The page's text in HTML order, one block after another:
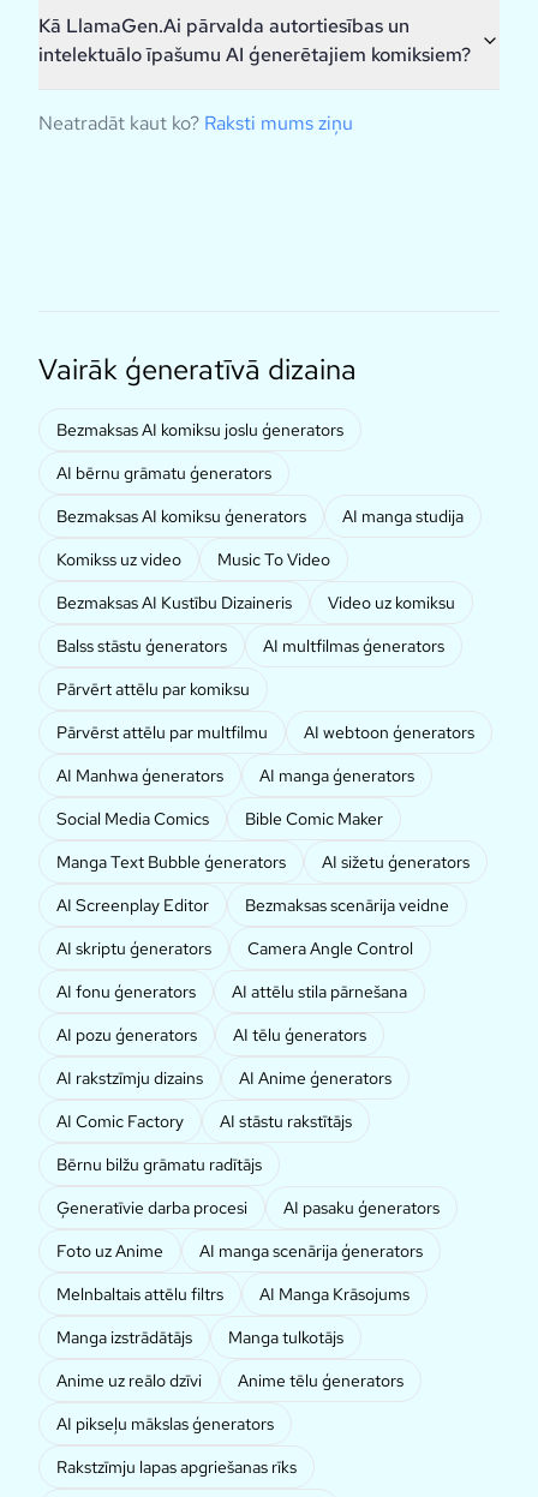
Kā LlamaGen.Ai pārvalda autortiesības un
intelektuālo īpašumu AI ģenerētajiem komiksiem?
Neatradāt kaut ko? Raksti mums ziņu
Vairāk ģeneratīvā dizaina
Bezmaksas AI komiksu joslu ģenerators
AI bērnu grāmatu ģenerators
Bezmaksas AI komiksu ģenerators
AI manga studija
Komikss uz video
Music To Video
Bezmaksas AI Kustību Dizaineris
Video uz komiksu
Balss stāstu ģenerators
AI multfilmas ģenerators
Pārvērt attēlu par komiksu
Pārvērst attēlu par multfilmu
AI webtoon ģenerators
AI Manhwa ģenerators
AI manga ģenerators
Social Media Comics
Bible Comic Maker
Manga Text Bubble ģenerators
AI sižetu ģenerators
AI Screenplay Editor
Bezmaksas scenārija veidne
AI skriptu ģenerators
Camera Angle Control
AI fonu ģenerators
AI attēlu stila pārnešana
AI pozu ģenerators
AI tēlu ģenerators
AI rakstzīmju dizains
AI Anime ģenerators
AI Comic Factory
AI stāstu rakstītājs
Bērnu bilžu grāmatu radītājs
Ģeneratīvie darba procesi
AI pasaku ģenerators
Foto uz Anime
AI manga scenārija ģenerators
Melnbaltais attēlu filtrs
AI Manga Krāsojums
Manga izstrādātājs
Manga tulkotājs
Anime uz reālo dzīvi
Anime tēlu ģenerators
AI pikseļu mākslas ģenerators
Rakstzīmju lapas apgriešanas rīks